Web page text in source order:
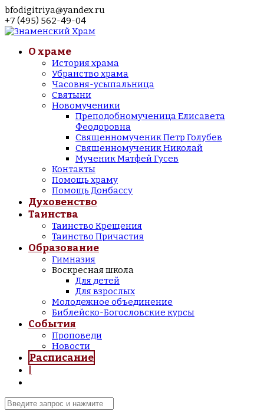
bfodigitriya@yandex.ru
+7 (495) 562-49-04
О храме
История храма
Убранство храма
Часовня-усыпальница
Святыни
Новомученики
Преподобномученица Елисавета
Феодоровна
Священномученик Петр Голубев
Священномученик Николай
Мученик Матфей Гусев
Контакты
Помощь храму
Помощь Донбассу
Духовенство
Таинства
Таинство Крещения
Таинство Причастия
Образование
Гимназия
Воскресная школа
Для детей
Для взрослых
Молодежное объединение
Библейско-Богословские курсы
События
Проповеди
Новости
Расписание